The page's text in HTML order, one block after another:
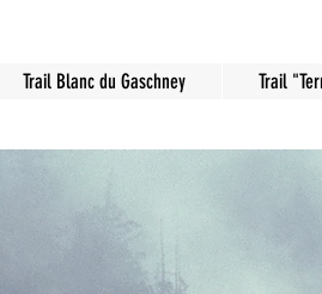
Trail Blanc du Gaschney Trail